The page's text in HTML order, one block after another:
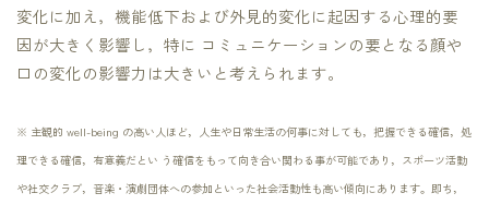
変化に加え，機能低下および外見的変化に起因する心理的要
因が大きく影響し，特に コミュニケーションの要となる顔や
口の変化の影響力は大きいと考えられます。
※ 主観的 well-being の高い人ほど，人生や日常生活の何事に対しても，把握できる確信，処
理できる確信，有意義だとい う確信をもって向き合い関わる事が可能であり，スポーツ活動
や社交クラブ，音楽・演劇団体への参加といった社会活動性も高い傾向にあります。即ち，